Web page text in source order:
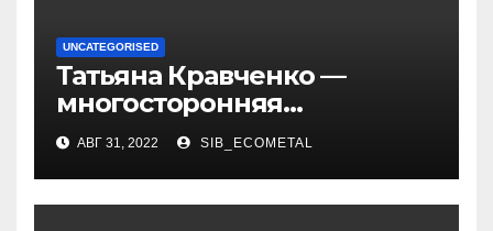
UNCATEGORISED
Татьяна Кравченко —
многосторонняя
талантливая российская
актриса с богатой
биографией и успешной
карьерой
АВГ 31, 2022 SIB_ECOMETAL